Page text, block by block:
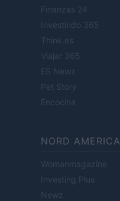
Finanzas 24
Investindo 365
Think.es
Viajar 365
ES Newz
Pet Story
Encocina
NORD AMERICA
Womanmagazine
Investing Plus
Newz